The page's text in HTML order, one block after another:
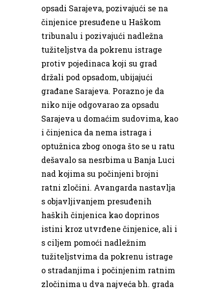
opsadi Sarajeva, pozivajući se na
činjenice presuđene u Haškom
tribunalu i pozivajući nadležna
tužiteljstva da pokrenu istrage
protiv pojedinaca koji su grad
držali pod opsadom, ubijajući
građane Sarajeva. Porazno je da
niko nije odgovarao za opsadu
Sarajeva u domaćim sudovima, kao
i činjenica da nema istraga i
optužnica zbog onoga što se u ratu
dešavalo sa nesrbima u Banja Luci
nad kojima su počinjeni brojni
ratni zločini. Avangarda nastavlja
s objavljivanjem presuđenih
haških činjenica kao doprinos
istini kroz utvrđene činjenice, ali i
s ciljem pomoći nadležnim
tužiteljstvima da pokrenu istrage
o stradanjima i počinjenim ratnim
zločinima u dva najveća bh. grada